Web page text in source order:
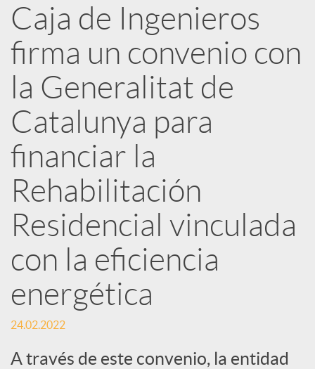
e
d
e
s
S
o
c
i
Caja de Ingenieros
firma un convenio con
la Generalitat de
Catalunya para
financiar la
Rehabilitación
Residencial vinculada
con la eficiencia
energética
24.02.2022
A través de este convenio, la entidad